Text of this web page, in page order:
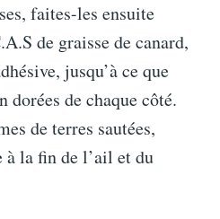
faites-les ensuite
de graisse de canard,
jusqu’à ce que
dorées de chaque côté.
de terres sautées,
la fin de l’ail et du